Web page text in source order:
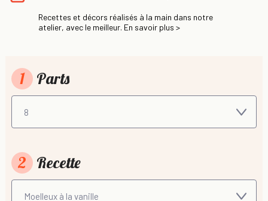
Recettes et décors réalisés à la main dans notre
atelier, avec le meilleur. En savoir plus >
1 Parts
2 Recette